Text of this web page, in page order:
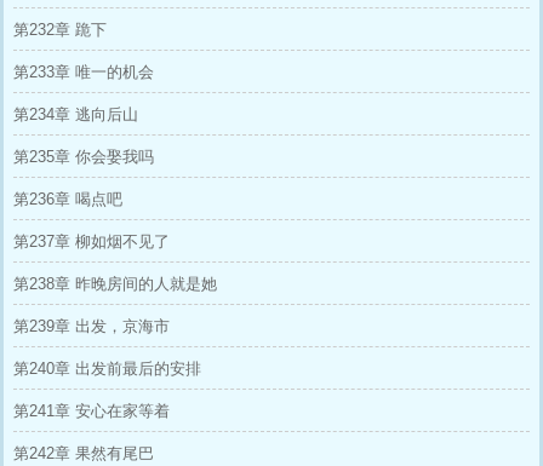
第232章 跪下
第233章 唯一的机会
第234章 逃向后山
第235章 你会娶我吗
第236章 喝点吧
第237章 柳如烟不见了
第238章 昨晚房间的人就是她
第239章 出发，京海市
第240章 出发前最后的安排
第241章 安心在家等着
第242章 果然有尾巴